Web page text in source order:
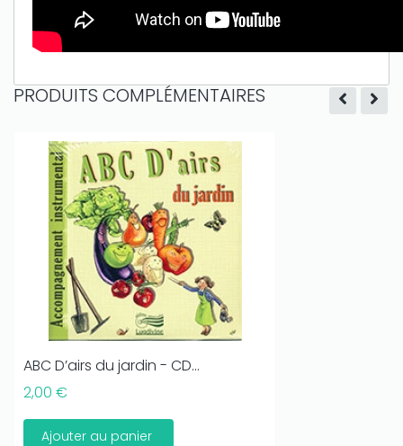
PRODUITS COMPLÉMENTAIRES
ABC D’airs du jardin - CD...
2,00 €
Ajouter au panier